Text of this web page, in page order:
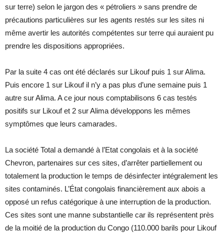
sur terre) selon le jargon des « pétroliers » sans prendre de
précautions particulières sur les agents restés sur les sites ni
même avertir les autorités compétentes sur terre qui auraient pu
prendre les dispositions appropriées.
Par la suite 4 cas ont été déclarés sur Likouf puis 1 sur Alima.
Puis encore 1 sur Likouf il n’y a pas plus d’une semaine puis 1
autre sur Alima. A ce jour nous comptabilisons 6 cas testés
positifs sur Likouf et 2 sur Alima développons les mêmes
symptômes que leurs camarades.
La société Total a demandé à l’Etat congolais et à la société
Chevron, partenaires sur ces sites, d’arrêter partiellement ou
totalement la production le temps de désinfecter intégralement les
sites contaminés. L’État congolais financièrement aux abois a
opposé un refus catégorique à une interruption de la production.
Ces sites sont une manne substantielle car ils représentent près
de la moitié de la production du Congo (110.000 barils pour Likouf